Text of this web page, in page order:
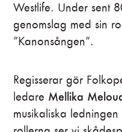
Westlife. Under sent
genomslag med sin
”Kanonsången”.
Regisserar gör
ledare Mellika
musikaliska